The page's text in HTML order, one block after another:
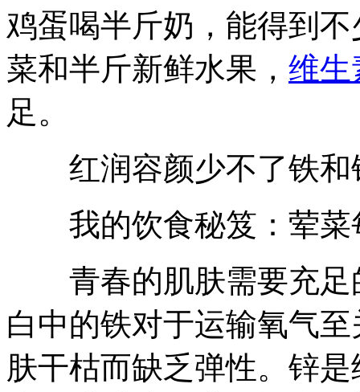
鸡蛋喝半斤奶，能得到
菜和半斤新鲜水果， 维生
足。
红润容颜少不了铁和
我的饮食秘笈：荤菜
青春的肌肤需要充足
白中的铁对于运输氧气
肤干枯而缺乏弹性。锌